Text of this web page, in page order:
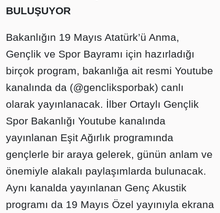
BULUŞUYOR
Bakanlığın 19 Mayıs Atatürk’ü Anma,
Gençlik ve Spor Bayramı için hazırladığı
birçok program, bakanlığa ait resmi Youtube
kanalında da (@gencliksporbak) canlı
olarak yayınlanacak. İlber Ortaylı Gençlik
Spor Bakanlığı Youtube kanalında
yayınlanan Eşit Ağırlık programında
gençlerle bir araya gelerek, günün anlam ve
önemiyle alakalı paylaşımlarda bulunacak.
Aynı kanalda yayınlanan Genç Akustik
programı da 19 Mayıs Özel yayınıyla ekrana